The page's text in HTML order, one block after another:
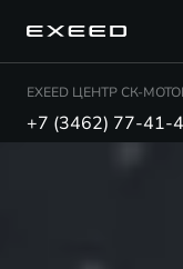
EXEED ЦЕНТР СК-
+7 (3462) 77-41-